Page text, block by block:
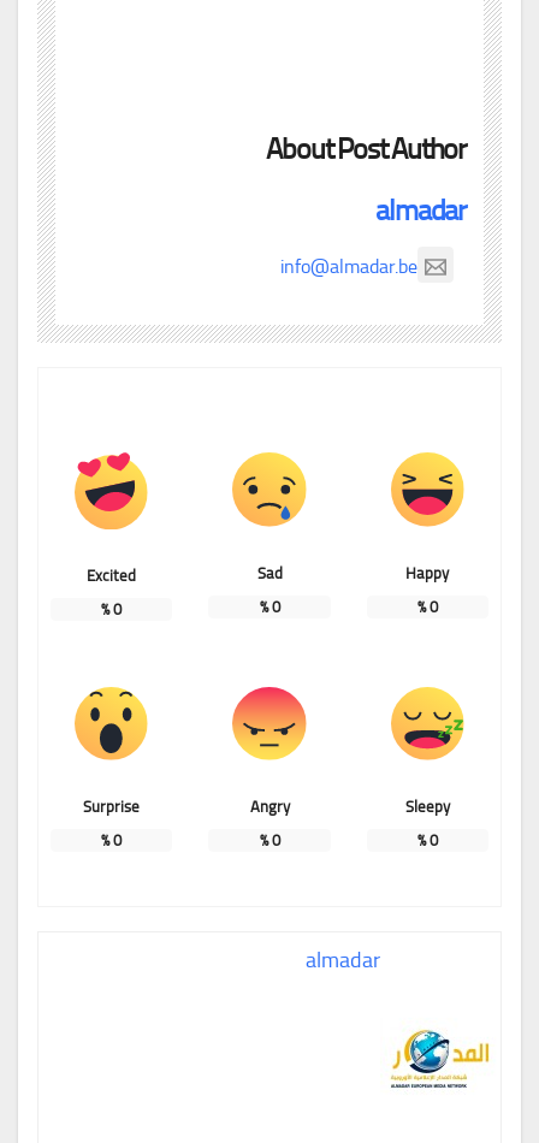
About Post Author
almadar
info@almadar.be
Happy
0
%
Sad
0
%
Excited
0
%
Sleepy
0
%
Angry
0
%
Surprise
0
%
almadar